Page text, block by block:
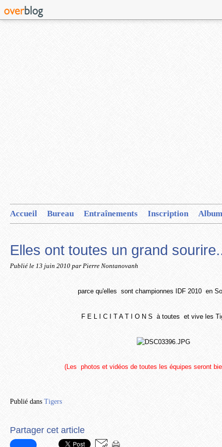
Accueil Bureau Entraînements Inscription
Elles ont toutes un grand
Publié le 13 juin 2010 par Pierre Nontanovanh
parce qu'elles sont championnes IDF 2010 en
F E L I C I T A T I O N S à toutes et vive les
(Les photos et vidéos de toutes les équipes seront
Publié dans Tigers
Partager cet article